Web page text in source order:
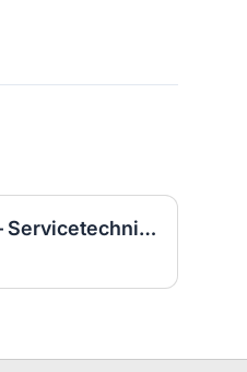
Anlagenmechaniker SHK (m/w/d) – Servicetechniker Heizung | Lüftung | Sanitär